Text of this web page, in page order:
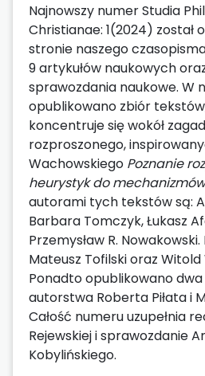
Najnowszy numer Studia
Christianae: 1(2024) został
stronie naszego
9 artykułów naukowych
sprawozdania naukowe. W
opublikowano zbiór
koncentruje się wokół
rozproszonego,
Wachowskiego Poznanie
heurystyk do
autorami tych tekstów są:
Barbara Tomczyk, Łukasz
Przemysław R.
Mateusz Tofilski oraz Witold
Ponadto opublikowano dwa
autorstwa Roberta Piłata i
Całość numeru uzupełnia
Rejewskiej i sprawozdanie
Kobylińskiego.